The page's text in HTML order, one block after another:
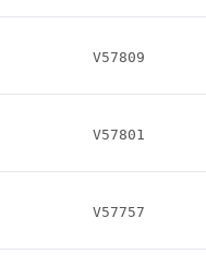
V57809
V57801
V57757